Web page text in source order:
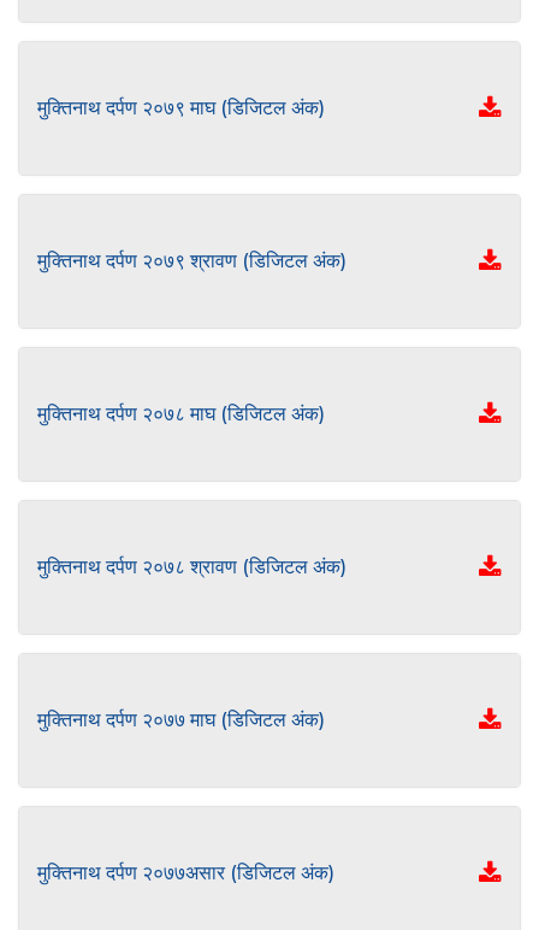
मुक्तिनाथ दर्पण २०७९ माघ (डिजिटल अंक)
मुक्तिनाथ दर्पण २०७९ श्रावण (डिजिटल अंक)
मुक्तिनाथ दर्पण २०७८ माघ (डिजिटल अंक)
मुक्तिनाथ दर्पण २०७८ श्रावण (डिजिटल अंक)
मुक्तिनाथ दर्पण २०७७ माघ (डिजिटल अंक)
मुक्तिनाथ दर्पण २०७७असार (डिजिटल अंक)